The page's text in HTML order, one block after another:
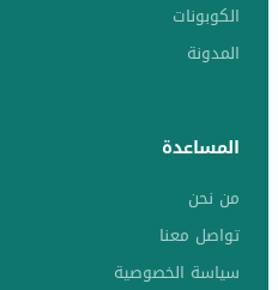
الكوبونات
المدونة
المساعدة
من نحن
تواصل معنا
سياسة الخصوصية